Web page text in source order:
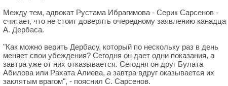
Между тем, адвокат Рустама Ибрагимова - Серик Сарсенов -
считает, что не стоит доверять очередному заявлению канадца
А. Дербаса.
"Как можно верить Дербасу, который по нескольку раз в день
меняет свои убеждения? Сегодня он дает одни показания, а
завтра уже от них отказывается. Сегодня он друг Булата
Абилова или Рахата Алиева, а завтра вдруг оказывается их
заклятым врагом", - пояснил С. Сарсенов.